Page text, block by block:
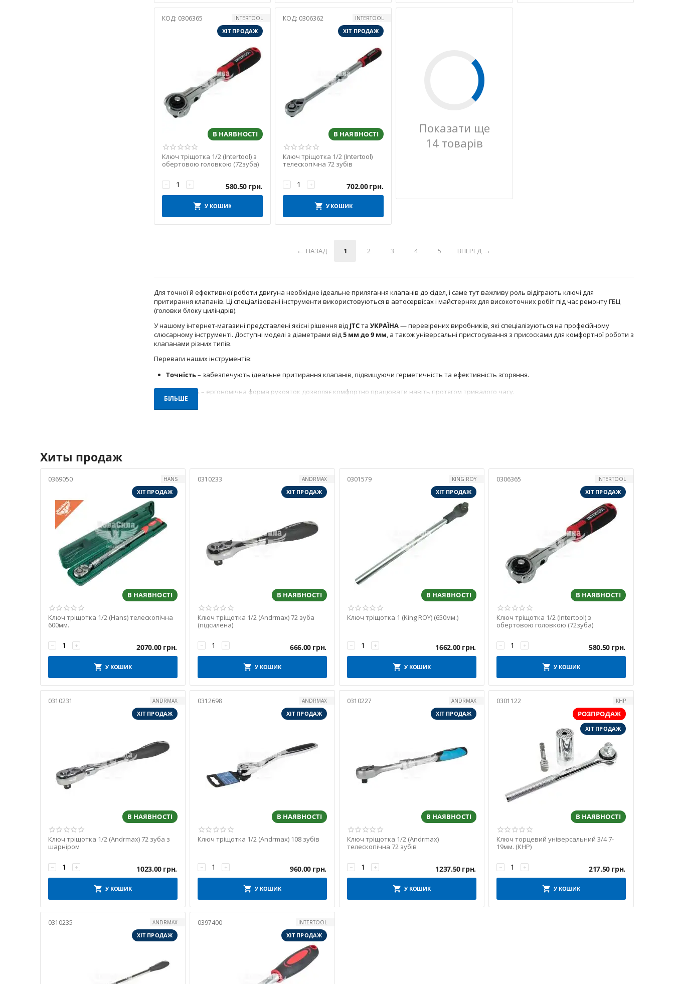
КОД: 0306365
INTERTOOL
ХІТ ПРОДАЖ
В НАЯВНОСТІ
Ключ тріщотка 1/2 (Intertool) з
обертовою головкою (72зуба)
+
− 580.50 грн.
У КОШИК
КОД: 0306362
INTERTOOL
ХІТ ПРОДАЖ
В НАЯВНОСТІ
Ключ тріщотка 1/2 (Intertool)
телескопічна 72 зубів
+
− 702.00грн.
У КОШИК
Показати ще
14 товарів
НАЗАД 1 2 3 4 5 ВПЕРЕД
Для точної й ефективної роботи двигуна необхідне ідеальне прилягання клапанів до сідел, і саме тут важливу роль відіграють ключі для
притирання клапанів. Ці спеціалізовані інструменти використовуються в автосервісах і майстернях для високоточних робіт під час ремонту ГБЦ
(головки блоку циліндрів).
У нашому інтернет-магазині представлені якісні рішення від JTCта УКРАЇНА— перевірених виробників, які спеціалізуються на професійному
слюсарному інструменті. Доступні моделі з діаметрами від5 мм до 9 мм, а також універсальні пристосування з присосками для комфортної роботи з
клапанами різних типів.
Переваги наших інструментів:
Точність– забезпечують ідеальне притирання клапанів, підвищуючи герметичність та ефективність згоряння.
Зручність – ергономічна форма рукояток дозволяє комфортно працювати навіть протягом тривалого часу.
Міцність– виготовлені з довговічних матеріалів, стійких до зносу і впливу мастил.
клапанів прямо зараз!
БІЛЬШЕ
Хиты продаж
0369050
HANS
ХІТ ПРОДАЖ
В НАЯВНОСТІ
Ключ тріщотка 1/2 (Hans) телескопічна
600мм.
+
− 2070.00 грн.
У КОШИК
0310233
ANDRMAX
ХІТ ПРОДАЖ
В НАЯВНОСТІ
Ключ тріщотка 1/2 (Andrmax) 72 зуба
(підсилена)
+
− 666.00 грн.
У КОШИК
0301579
KING ROY
ХІТ ПРОДАЖ
В НАЯВНОСТІ
Ключ тріщотка 1 (King ROY) (650мм.)
+
− 1662.00 грн.
У КОШИК
0306365
INTERTOOL
ХІТ ПРОДАЖ
В НАЯВНОСТІ
Ключ тріщотка 1/2 (Intertool) з
обертовою головкою (72зуба)
+
− 580.50 грн.
У КОШИК
0310231
ANDRMAX
ХІТ ПРОДАЖ
В НАЯВНОСТІ
Ключ тріщотка 1/2 (Andrmax) 72 зуба з
шарніром
+
− 1023.00 грн.
У КОШИК
0312698
ANDRMAX
ХІТ ПРОДАЖ
В НАЯВНОСТІ
Ключ тріщотка 1/2 (Andrmax) 108 зубів
+
− 960.00 грн.
У КОШИК
0310227
ANDRMAX
ХІТ ПРОДАЖ
В НАЯВНОСТІ
Ключ тріщотка 1/2 (Andrmax)
телескопічна 72 зубів
+
− 1237.50 грн.
У КОШИК
0301122 КНР
РОЗПРОДАЖ
ХІТ ПРОДАЖ
В НАЯВНОСТІ
Ключ торцевий універсальний 3/4 7-
19мм. (КНР)
+
− 217.50 грн.
У КОШИК
0310235
ANDRMAX
ХІТ ПРОДАЖ
0397400
INTERTOOL
ХІТ ПРОДАЖ